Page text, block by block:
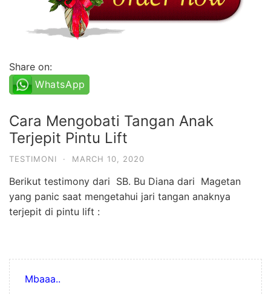
Share on:
WhatsApp
Cara Mengobati Tangan Anak
Terjepit Pintu Lift
TESTIMONI · MARCH 10, 2020
Berikut testimony dari SB. Bu Diana dari Magetan
yang panic saat mengetahui jari tangan anaknya
terjepit di pintu lift :
Mbaaa..